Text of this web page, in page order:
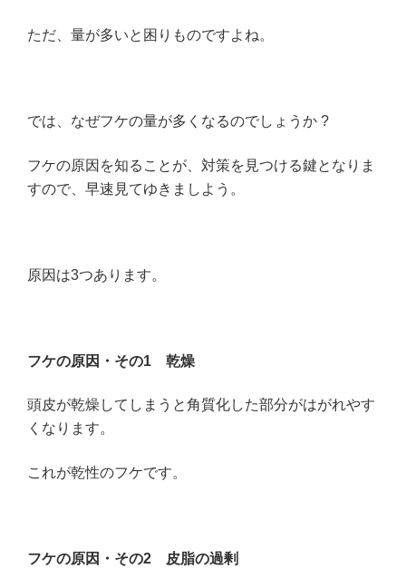
ただ、量が多いと困りものですよね。
では、なぜフケの量が多くなるのでしょうか ?
フケの原因を知ることが、対策を見つける鍵となりま
すので、早速見てゆきましよう。
原因は3つあります。
フケの原因・その1 乾燥
頭皮が乾燥してしまうと角質化した部分がはがれやす
くなります。
これが乾性のフケです。
フケの原因・その2 皮脂の過剰